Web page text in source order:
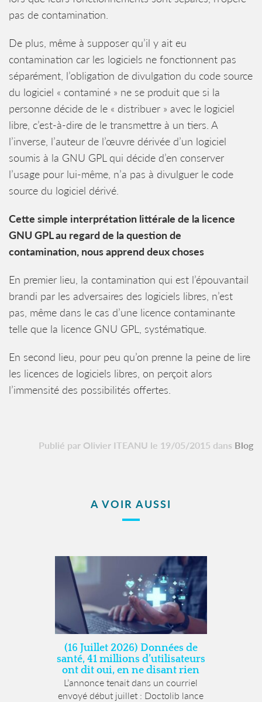
pas de contamination.
De plus, même à supposer qu’il y ait eu
contamination car les logiciels ne fonctionnent pas
séparément, l’obligation de divulgation du code source
du logiciel « contaminé » ne se produit que si la
personne décide de le « distribuer » avec le logiciel
libre, c’est-à-dire de le transmettre à un tiers. A
l’inverse, l’auteur de l’œuvre dérivée d’un logiciel
soumis à la GNU GPL qui décide d’en conserver
l’usage pour lui-même, n’a pas à divulguer le code
source du logiciel dérivé.
Cette simple interprétation littérale de la licence
GNU GPL au regard de la question de
contamination, nous apprend deux choses
En premier lieu, la contamination qui est l’épouvantail
brandi par les adversaires des logiciels libres, n’est
pas, même dans le cas d’une licence contaminante
telle que la licence GNU GPL, systématique.
En second lieu, pour peu qu’on prenne la peine de lire
les licences de logiciels libres, on perçoit alors
l’immensité des possibilités offertes.
Publié par Olivier ITEANU le 19/05/2015 dans Blog
A VOIR AUSSI
(16 Juillet 2026) Données de
santé, 41 millions d’utilisateurs
ont dit oui, en ne disant rien
L’annonce tenait dans un courriel
envoyé début juillet : Doctolib lance